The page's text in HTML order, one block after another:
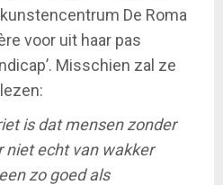
De Roma
voor uit haar pas
Misschien zal ze
is dat mensen zonder
niet echt van wakker
zo goed als